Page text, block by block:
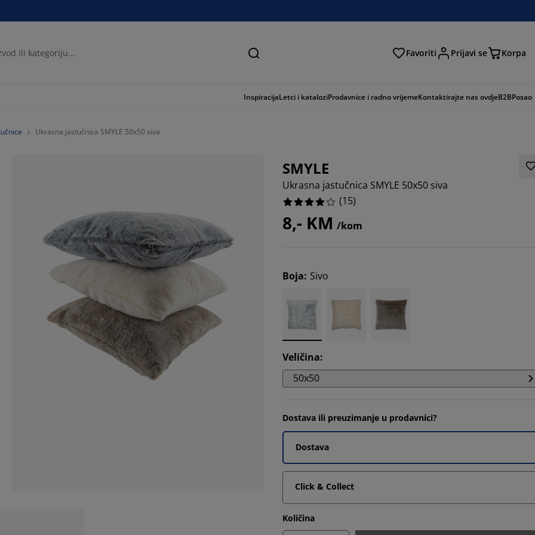
Traži Favoriti Prijavi se Korpa
InspiracijaLetci i kataloziProdavnice i radno vrijemeKontaktirajte nas ovdjeB2BPosao
Ukrasna jastučnica SMYLE 50x50 siva
SMYLE
Ukrasna jastučnica SMYLE 50x50 siva
(15)
8,- KM /kom
Boja: Sivo
Veličina:
50x50
Dostava ili preuzimanje u prodavnici?
Dostava
Click & Collect
Količina
73.33333333333333%
6.666666666666667%
6.666666666666667%
13.333333333333334%